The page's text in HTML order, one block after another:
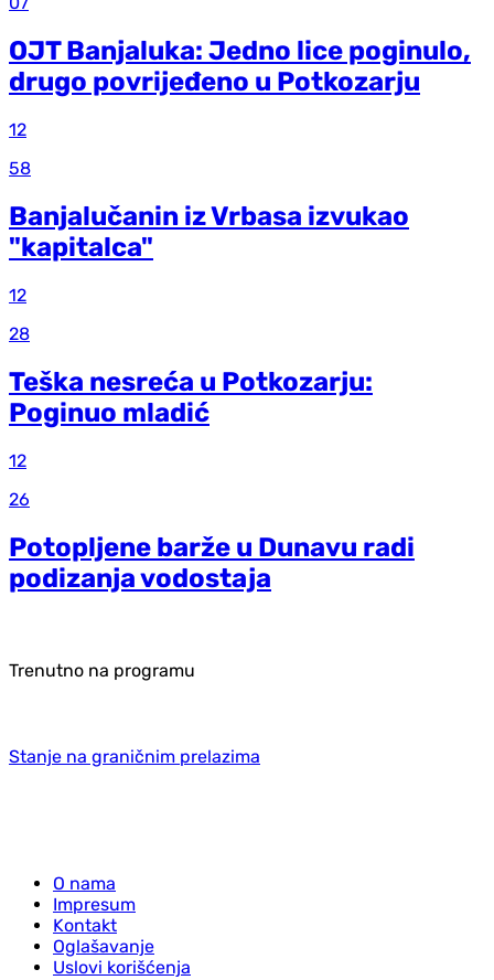
OJT Banjaluka: Jedno lice poginulo,
drugo povrijeđeno u Potkozarju
12
58
Banjalučanin iz Vrbasa izvukao
"kapitalca"
12
28
Teška nesreća u Potkozarju:
Poginuo mladić
12
26
Potopljene barže u Dunavu radi
podizanja vodostaja
Trenutno na programu
Stanje na graničnim prelazima
O nama
Impresum
Kontakt
Oglašavanje
Uslovi korišćenja